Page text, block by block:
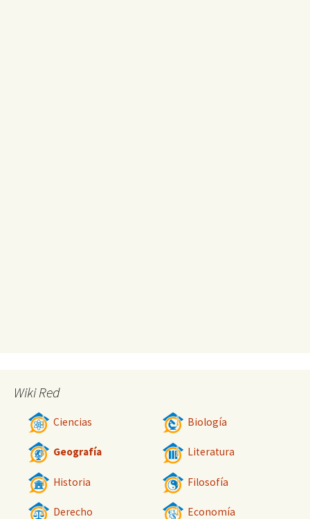
Wiki Red
Ciencias Biología
Geografía Literatura
Historia Filosofía
Derecho Economía